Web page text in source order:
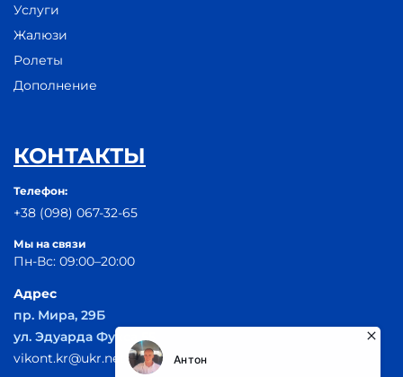
Услуги
Жалюзи
Ролеты
Дополнение
КОНТАКТЫ
Телефон:
+38 (098) 067-32-65
Мы на связи
Пн-Вс: 09:00–20:00
Адрес
пр. Мира, 29Б
ул. Эдуарда Фукса 55
vikont.kr@ukr.net